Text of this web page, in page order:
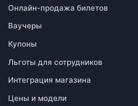
Онлайн-продажа билетов
Ваучеры
Купоны
Льготы для сотрудников
Интеграция магазина
Цены и модели